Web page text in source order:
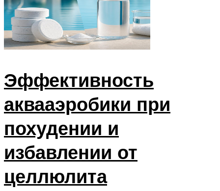
Эффективность
аквааэробики при
похудении и
избавлении от
целлюлита